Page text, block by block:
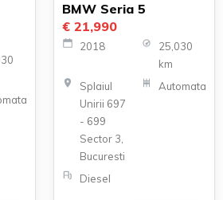
BMW Seria 5
€ 21,990
2018
25,030
km
Splaiul
Unirii 697
- 699
Sector 3,
Bucuresti
Automata
Diesel